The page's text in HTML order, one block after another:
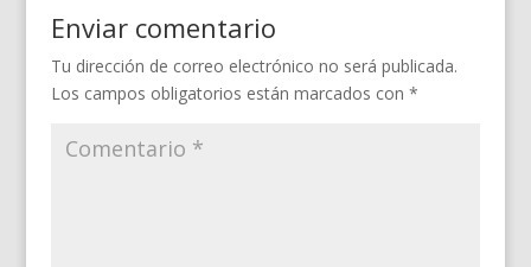
Enviar comentario
Tu dirección de correo electrónico no será publicada.
Los campos obligatorios están marcados con *